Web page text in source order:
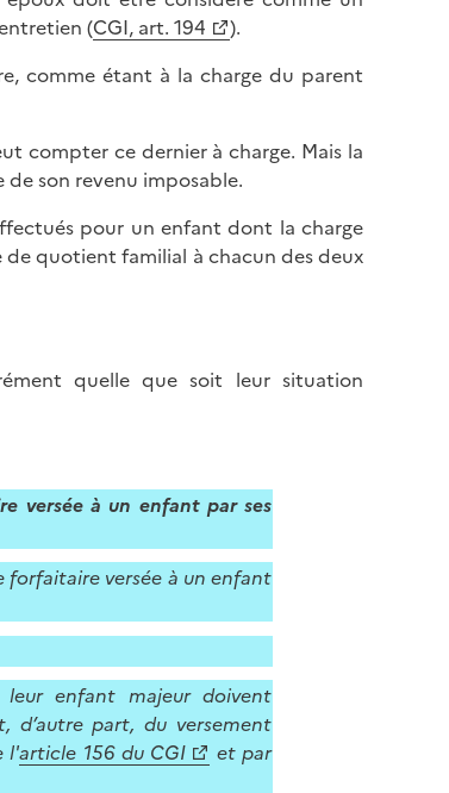
(CGI, art. 194
).
comme étant à la charge du parent
compter ce dernier à charge. Mais la
son revenu imposable.
pour un enfant dont la charge
quotient familial à chacun des deux
quelle que soit leur situation
versée à un enfant par ses
versée à un enfant
leur enfant majeur doivent
d’autre part, du versement
l'article 156 du CGI
et par